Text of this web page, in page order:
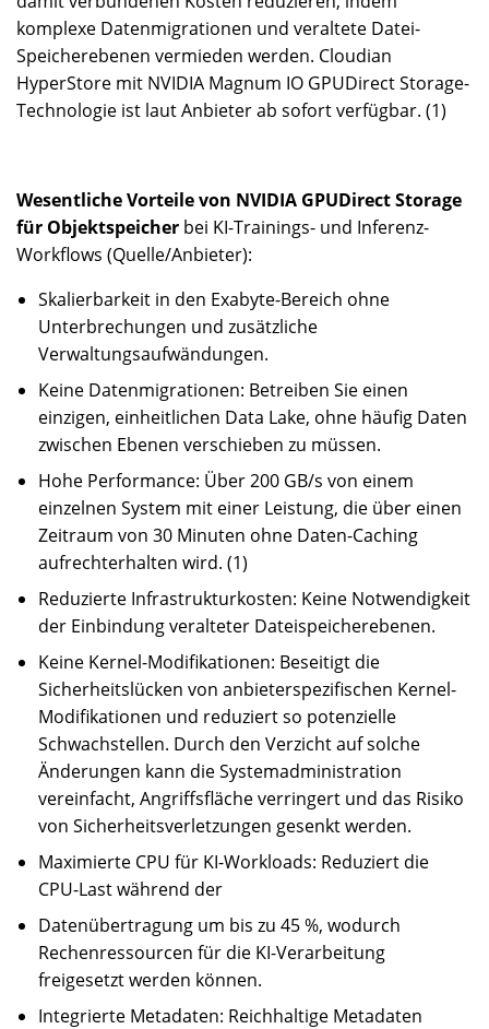
komplexe Datenmigrationen und veraltete Datei-
Speicherebenen vermieden werden. Cloudian
HyperStore mit NVIDIA Magnum IO GPUDirect Storage-
Technologie ist laut Anbieter ab sofort verfügbar. (1)
Wesentliche Vorteile von NVIDIA GPUDirect Storage
für Objektspeicher bei KI-Trainings- und Inferenz-
Workflows (Quelle/Anbieter):
Skalierbarkeit in den Exabyte-Bereich ohne
Unterbrechungen und zusätzliche
Verwaltungsaufwändungen.
Keine Datenmigrationen: Betreiben Sie einen
einzigen, einheitlichen Data Lake, ohne häufig Daten
zwischen Ebenen verschieben zu müssen.
Hohe Performance: Über 200 GB/s von einem
einzelnen System mit einer Leistung, die über einen
Zeitraum von 30 Minuten ohne Daten-Caching
aufrechterhalten wird. (1)
Reduzierte Infrastrukturkosten: Keine Notwendigkeit
der Einbindung veralteter Dateispeicherebenen.
Keine Kernel-Modifikationen: Beseitigt die
Sicherheitslücken von anbieterspezifischen Kernel-
Modifikationen und reduziert so potenzielle
Schwachstellen. Durch den Verzicht auf solche
Änderungen kann die Systemadministration
vereinfacht, Angriffsfläche verringert und das Risiko
von Sicherheitsverletzungen gesenkt werden.
Maximierte CPU für KI-Workloads: Reduziert die
CPU-Last während der
Datenübertragung um bis zu 45 %, wodurch
Rechenressourcen für die KI-Verarbeitung
freigesetzt werden können.
Integrierte Metadaten: Reichhaltige Metadaten